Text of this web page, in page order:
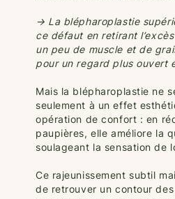
→ La blépharoplastie
ce défaut en retirant
un peu de muscle et de
pour un regard plus ouvert
Mais la blépharoplastie ne
seulement à un effet
opération de confort : en
paupières, elle améliore la
soulageant la sensation de
Ce rajeunissement subtil
de retrouver un contour